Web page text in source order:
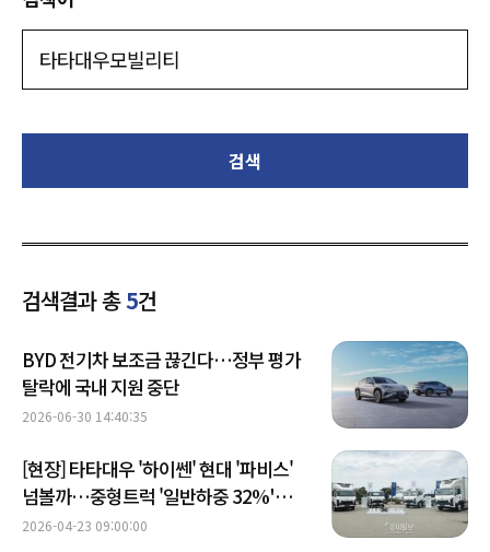
검색
검색결과 총5건
BYD 전기차 보조금 끊긴다…정부 평가
탈락에 국내 지원 중단
2026-06-30 14:40:35
[현장] 타타대우 '하이쎈' 현대 '파비스'
넘볼까…중형트럭 '일반하중 32%'
시장 정조준
2026-04-23 09:00:00